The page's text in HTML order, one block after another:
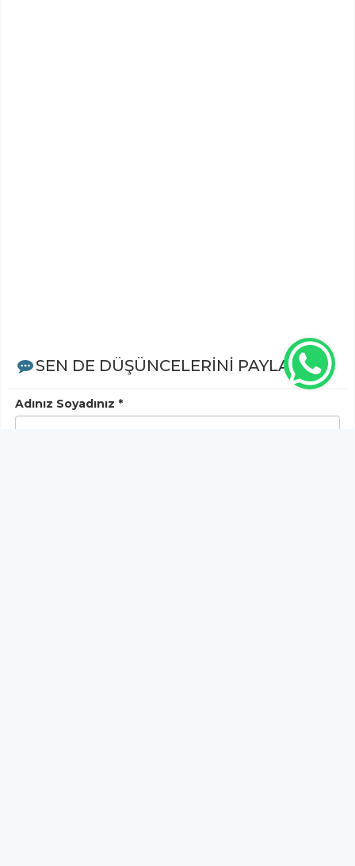
SEN DE DÜŞÜNCELERİNİ PAYLAŞ!
Adınız Soyadınız *